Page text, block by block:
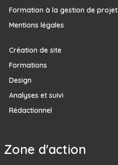
Formation à la gestion de projet
Mentions légales
Création de site
Formations
Design
Analyses et suivi
Rédactionnel
Zone d'action